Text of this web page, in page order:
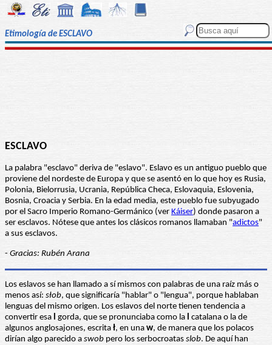
Etimología de ESCLAVO
ESCLAVO
La palabra "esclavo" deriva de "eslavo". Eslavo es un antiguo pueblo que
proviene del nordeste de Europa y que se asentó en lo que hoy es Rusia,
Polonia, Bielorrusia, Ucrania, República Checa, Eslovaquia, Eslovenia,
Bosnia, Croacia y Serbia. En la edad media, este pueblo fue subyugado
por el Sacro Imperio Romano-Germánico (ver Káiser) donde pasaron a
ser esclavos. Nótese que antes los clásicos romanos llamaban "adictos"
a sus esclavos.
- Gracias: Rubén Arana
Los eslavos se han llamado a sí mismos con palabras de una raíz más o
menos así: słob, que significaría "hablar" o "lengua", porque hablaban
lenguas del mismo origen. Los eslavos del norte tienen tendencia a
convertir esa l gorda, que se pronunciaba como la l catalana o la de
algunos anglosajones, escrita ł, en una w, de manera que los polacos
dirían algo parecido a swob pero los serbocroatas slob. De aquí han